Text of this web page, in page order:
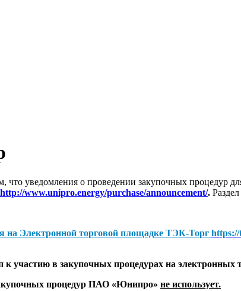
что уведомления о проведении закупочных
http://www.unipro.energy/purchase/announcement/.
на Электронной торговой площадке ТЭК-Торг
участию в закупочных процедурах на электронных
процедур ПАО «Юнипро» не использует.